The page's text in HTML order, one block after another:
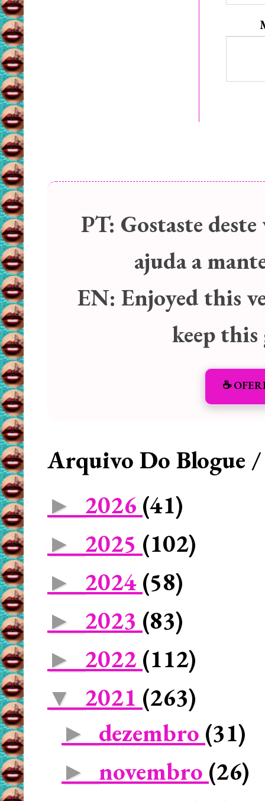
PT: Gostaste
ajuda a
EN: Enjoyed this
keep
☕️
Arquivo Do Blogue
► 2026 (41)
► 2025 (102)
► 2024 (58)
► 2023 (83)
► 2022 (112)
▼ 2021 (263)
► dezembro (31)
► novembro (26)